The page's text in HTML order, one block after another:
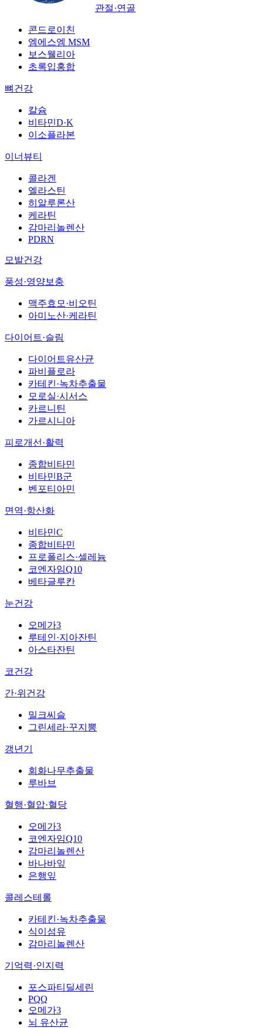
관절·연골
콘드로이친
엠에스엠 MSM
보스웰리아
초록입홍합
뼈건강
칼슘
비타민D·K
이소플라본
이너뷰티
콜라겐
엘라스틴
히알루론산
케라틴
감마리놀렌산
PDRN
모발건강
풍성·영양보충
맥주효모·비오틴
아미노산·케라틴
다이어트·슬림
다이어트유산균
파비플로라
카테킨·녹차추출물
모로실·시서스
카르니틴
가르시니아
피로개선·활력
종합비타민
비타민B군
벤포티아민
면역·항산화
비타민C
종합비타민
프로폴리스·셀레늄
코엔자임Q10
베타글루칸
눈건강
오메가3
루테인·지아잔틴
아스타잔틴
코건강
간·위건강
밀크씨슬
그린세라·꾸지뽕
갱년기
회화나무추출물
루바브
혈행·혈압·혈당
오메가3
코엔자임Q10
감마리놀렌산
바나바잎
은행잎
콜레스테롤
카테킨·녹차추출물
식이섬유
감마리놀렌산
기억력·인지력
포스파티딜세린
PQQ
오메가3
뇌 유산균